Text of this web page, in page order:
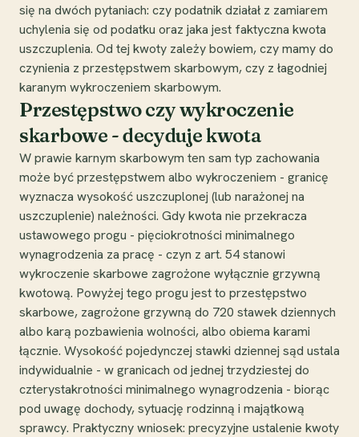
się na dwóch pytaniach: czy podatnik działał z zamiarem
uchylenia się od podatku oraz jaka jest faktyczna kwota
uszczuplenia. Od tej kwoty zależy bowiem, czy mamy do
czynienia z przestępstwem skarbowym, czy z łagodniej
karanym wykroczeniem skarbowym.
Przestępstwo czy wykroczenie
skarbowe - decyduje kwota
W prawie karnym skarbowym ten sam typ zachowania
może być przestępstwem albo wykroczeniem - granicę
wyznacza wysokość uszczuplonej (lub narażonej na
uszczuplenie) należności. Gdy kwota nie przekracza
ustawowego progu - pięciokrotności minimalnego
wynagrodzenia za pracę - czyn z art. 54 stanowi
wykroczenie skarbowe zagrożone wyłącznie grzywną
kwotową. Powyżej tego progu jest to przestępstwo
skarbowe, zagrożone grzywną do 720 stawek dziennych
albo karą pozbawienia wolności, albo obiema karami
łącznie. Wysokość pojedynczej stawki dziennej sąd ustala
indywidualnie - w granicach od jednej trzydziestej do
czterystakrotności minimalnego wynagrodzenia - biorąc
pod uwagę dochody, sytuację rodzinną i majątkową
sprawcy. Praktyczny wniosek: precyzyjne ustalenie kwoty